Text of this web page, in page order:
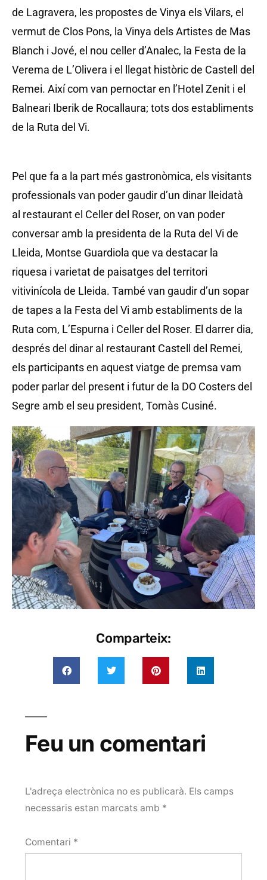
de Lagravera, les propostes de Vinya els Vilars, el
vermut de Clos Pons, la Vinya dels Artistes de Mas
Blanch i Jové, el nou celler d’Analec, la Festa de la
Verema de L’Olivera i el llegat històric de Castell del
Remei. Així com van pernoctar en l’Hotel Zenit i el
Balneari Iberik de Rocallaura; tots dos establiments
de la Ruta del Vi.
Pel que fa a la part més gastronòmica, els visitants
professionals van poder gaudir d’un dinar lleidatà
al restaurant el Celler del Roser, on van poder
conversar amb la presidenta de la Ruta del Vi de
Lleida, Montse Guardiola que va destacar la
riquesa i varietat de paisatges del territori
vitivinícola de Lleida. També van gaudir d’un sopar
de tapes a la Festa del Vi amb establiments de la
Ruta com, L’Espurna i Celler del Roser. El darrer dia,
després del dinar al restaurant Castell del Remei,
els participants en aquest viatge de premsa vam
poder parlar del present i futur de la DO Costers del
Segre amb el seu president, Tomàs Cusiné.
Comparteix:
Feu un comentari
L'adreça electrònica no es publicarà. Els camps
necessaris estan marcats amb *
Comentari *